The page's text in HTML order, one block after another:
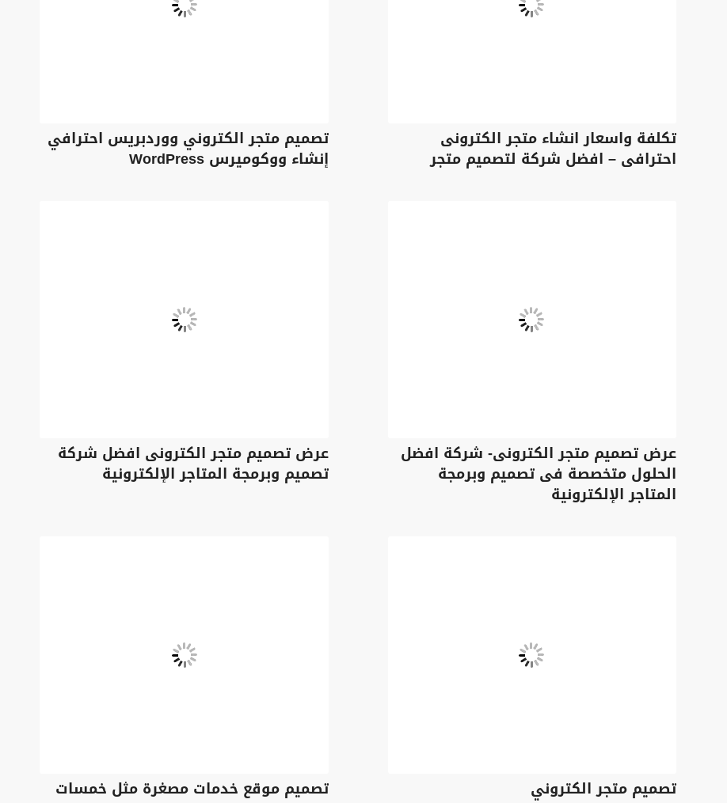
تكلفة واسعار انشاء متجر الكترونى
احترافى – افضل شركة لتصميم متجر
تصميم متجر الكتروني ووردبريس احترافي
إنشاء ووكوميرس WordPress
عرض تصميم متجر الكترونى- شركة افضل
الحلول متخصصة فى تصميم وبرمجة
المتاجر الإلكترونية
عرض تصميم متجر الكترونى افضل شركة
تصميم وبرمجة المتاجر الإلكترونية
تصميم متجر الكتروني تصميم موقع خدمات مصغرة مثل خمسات